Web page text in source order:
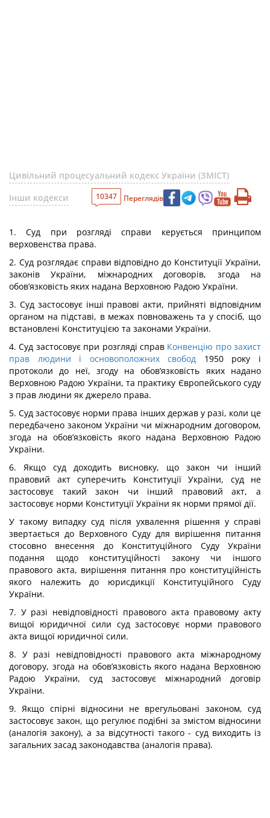
Цивільний процесуальний кодекс України (ЗМІСТ)
Інши кодекси
10347 Переглядів
1. Суд при розгляді справи керується принципом
верховенства права.
2. Суд розглядає справи відповідно до Конституції України,
законів України, міжнародних договорів, згода на
обов’язковість яких надана Верховною Радою України.
3. Суд застосовує інші правові акти, прийняті відповідним
органом на підставі, в межах повноважень та у спосіб, що
встановлені Конституцією та законами України.
4. Суд застосовує при розгляді справ Конвенцію про захист
прав людини і основоположних свобод 1950 року і
протоколи до неї, згоду на обов’язковість яких надано
Верховною Радою України, та практику Європейського суду
з прав людини як джерело права.
5. Суд застосовує норми права інших держав у разі, коли це
передбачено законом України чи міжнародним договором,
згода на обов’язковість якого надана Верховною Радою
України.
6. Якщо суд доходить висновку, що закон чи інший
правовий акт суперечить Конституції України, суд не
застосовує такий закон чи інший правовий акт, а
застосовує норми Конституції України як норми прямої дії.
У такому випадку суд після ухвалення рішення у справі
звертається до Верховного Суду для вирішення питання
стосовно внесення до Конституційного Суду України
подання щодо конституційності закону чи іншого
правового акта, вирішення питання про конституційність
якого належить до юрисдикції Конституційного Суду
України.
7. У разі невідповідності правового акта правовому акту
вищої юридичної сили суд застосовує норми правового
акта вищої юридичної сили.
8. У разі невідповідності правового акта міжнародному
договору, згода на обов’язковість якого надана Верховною
Радою України, суд застосовує міжнародний договір
України.
9. Якщо спірні відносини не врегульовані законом, суд
застосовує закон, що регулює подібні за змістом відносини
(аналогія закону), а за відсутності такого - суд виходить із
загальних засад законодавства (аналогія права).